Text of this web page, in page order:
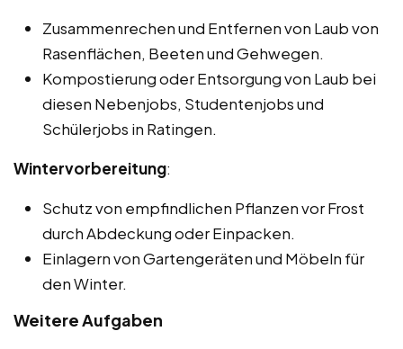
Zusammenrechen und Entfernen von Laub von
Rasenflächen, Beeten und Gehwegen.
Kompostierung oder Entsorgung von Laub bei
diesen Nebenjobs, Studentenjobs und
Schülerjobs in Ratingen.
Wintervorbereitung:
Schutz von empfindlichen Pflanzen vor Frost
durch Abdeckung oder Einpacken.
Einlagern von Gartengeräten und Möbeln für
den Winter.
Weitere Aufgaben